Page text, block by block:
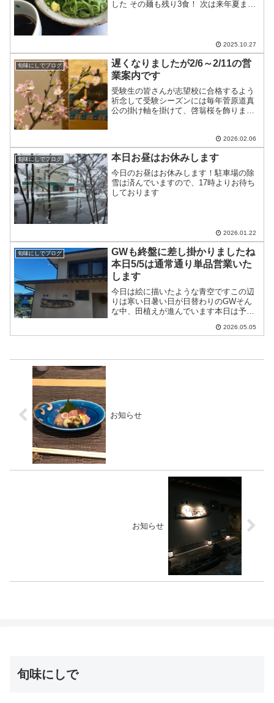
した その麺も残り3食！ 次は来年夏まで
2025.10.27
旬味にしでブログ
遅くなりましたが2/6～2/11の営
業案内です
受験生の皆さんが志望校に合格するよう
祈念して受験シーズンには毎年菅原道真
公の掛け軸を掛けて、啓翁桜を飾ります
カウンターのみ2/7・・・テーブル1つ、
カウンター5席2...
2026.02.06
旬味にしでブログ 本日お昼はお休みします
今日のお昼はお休みします！駐車場の除
雪は済んでいますので、17時よりお待ち
しております
2026.01.22
旬味にしでブログ
GWも終盤に差し掛かりましたね
本日5/5は通常通り単品営業いた
します
今日は絵に描いたような青空ですこの辺
りは寒い日暑い日が日替わりのGWそん
な中、田植えが進んでいます本日は予定
2026.05.05
お知らせ
お知らせ
旬味にしで